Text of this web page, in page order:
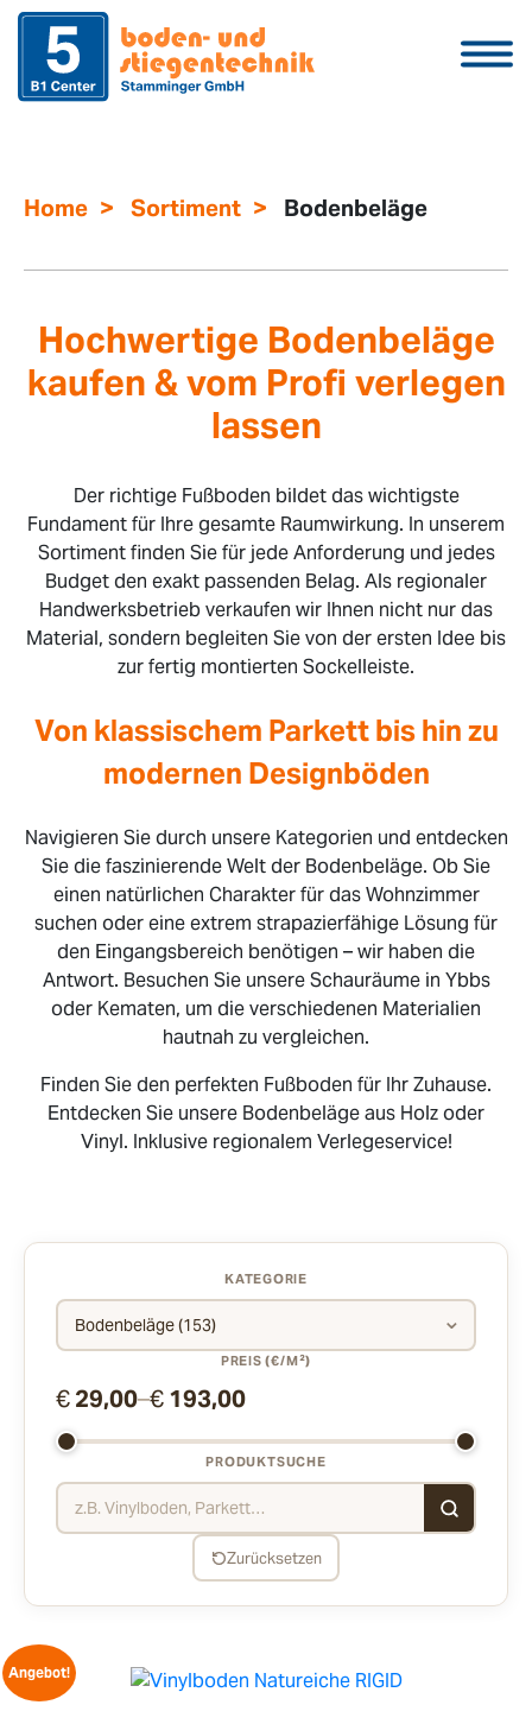
Home > Sortiment > Bodenbeläge
Hochwertige Bodenbeläge
kaufen & vom Profi verlegen
lassen
Der richtige Fußboden bildet das wichtigste
Fundament für Ihre gesamte Raumwirkung. In unserem
Sortiment finden Sie für jede Anforderung und jedes
Budget den exakt passenden Belag. Als regionaler
Handwerksbetrieb verkaufen wir Ihnen nicht nur das
Material, sondern begleiten Sie von der ersten Idee bis
zur fertig montierten Sockelleiste.
Von klassischem Parkett bis hin zu
modernen Designböden
Navigieren Sie durch unsere Kategorien und entdecken
Sie die faszinierende Welt der Bodenbeläge. Ob Sie
einen natürlichen Charakter für das Wohnzimmer
suchen oder eine extrem strapazierfähige Lösung für
den Eingangsbereich benötigen – wir haben die
Antwort. Besuchen Sie unsere Schauräume in Ybbs
oder Kematen, um die verschiedenen Materialien
hautnah zu vergleichen.
Finden Sie den perfekten Fußboden für Ihr Zuhause.
Entdecken Sie unsere Bodenbeläge aus Holz oder
Vinyl. Inklusive regionalem Verlegeservice!
KATEGORIE
⌄
PREIS (€/M²)
€29,00–€193,00
PRODUKTSUCHE
Zurücksetzen
Angebot!